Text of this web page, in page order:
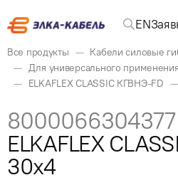
EN
Все продукты
Кабели силовые
Для универсального применения
ELKAFLEX CLASSIC КГВНЭ-FD
8000066304377
ELKAFLEX
30x4